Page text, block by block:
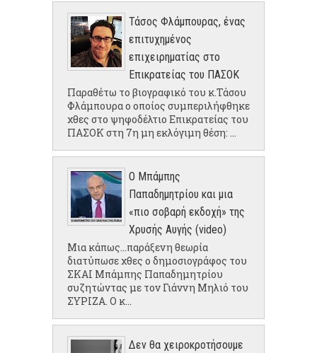
Τάσος Φλάμπουρας, ένας
επιτυχημένος
επιχειρηματίας στο
Επικρατείας του ΠΑΣΟΚ
Παραθέτω το βιογραφικό του κ.Τάσου
Φλάμπουρα ο οποίος συμπεριλήφθηκε
χθες στο ψηφοδέλτιο Επικρατείας του
ΠΑΣΟΚ στη 7η μη εκλόγιμη θέση: ...
Ο Μπάμπης
Παπαδημητρίου και μια
«πιο σοβαρή εκδοχή» της
Χρυσής Αυγής (video)
Μια κάπως...παράξενη θεωρία
διατύπωσε χθες ο δημοσιογράφος του
ΣΚΑΙ Μπάμπης Παπαδημητρίου
συζητώντας με τον Γιάννη Μηλιό του
ΣΥΡΙΖΑ. Ο κ...
Δεν θα χειροκροτήσουμε